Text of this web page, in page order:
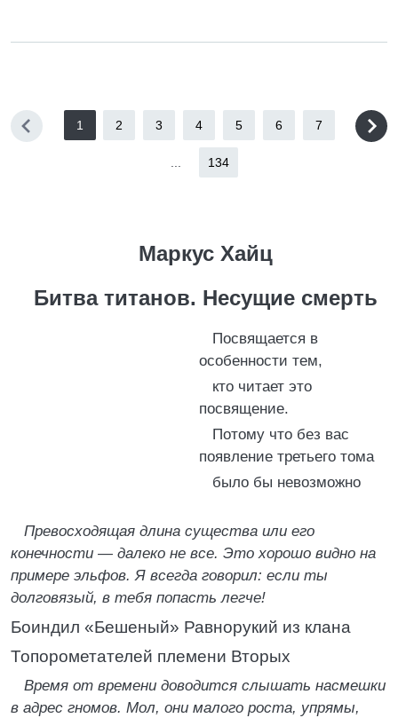
1 2 3 4 5 6 7
134
Маркус Хайц
Битва титанов. Несущие смерть
Посвящается в
особенности тем,
кто читает это
посвящение.
Потому что без вас
появление третьего тома
было бы невозможно
Превосходящая длина существа или его
конечности — далеко не все. Это хорошо видно на
примере эльфов. Я всегда говорил: если ты
долговязый, в тебя попасть легче!
Боиндил «Бешеный» Равнорукий из клана
Топорометателей племени Вторых
Время от времени доводится слышать насмешки
в адрес гномов. Мол, они малого роста, упрямы,